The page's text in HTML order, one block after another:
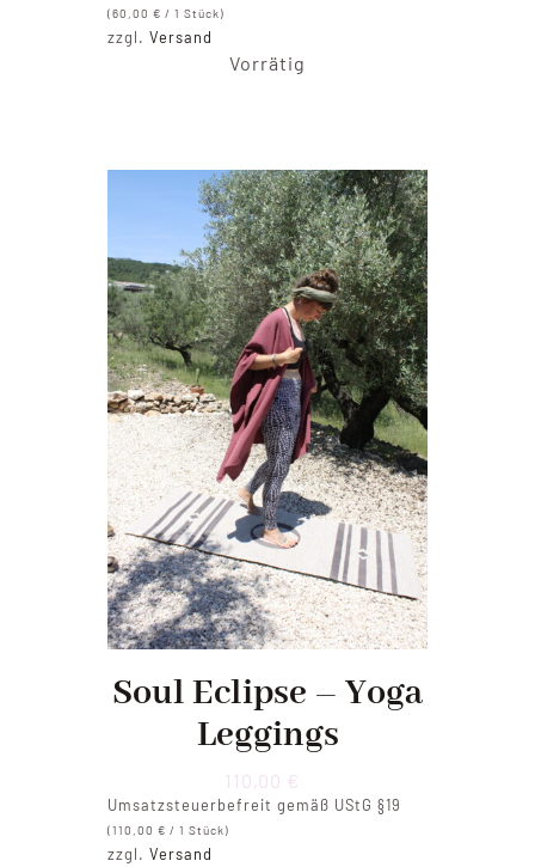
(60,00€ / 1 Stück)
zzgl.Versand
Vorrätig
Soul Eclipse – Yoga
Leggings
110,00 €
Umsatzsteuerbefreit gemäß UStG §19
(110,00€ / 1 Stück)
zzgl.Versand